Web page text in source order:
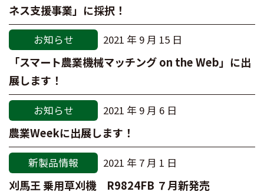
ネス支援事業」に採択！
お知らせ 2021 年 9 月 15 日
「スマート農業機械マッチング on the Web」に出
展します！
お知らせ 2021 年 9 月 6 日
農業Weekに出展します！
新製品情報 2021 年 7 月 1 日
刈馬王 乗用草刈機 R9824FB ７月新発売